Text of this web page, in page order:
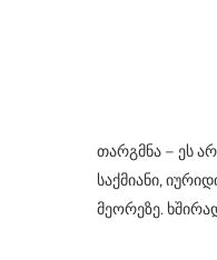
თარგმნა – ეს
საქმიანი,
მეორეზე.